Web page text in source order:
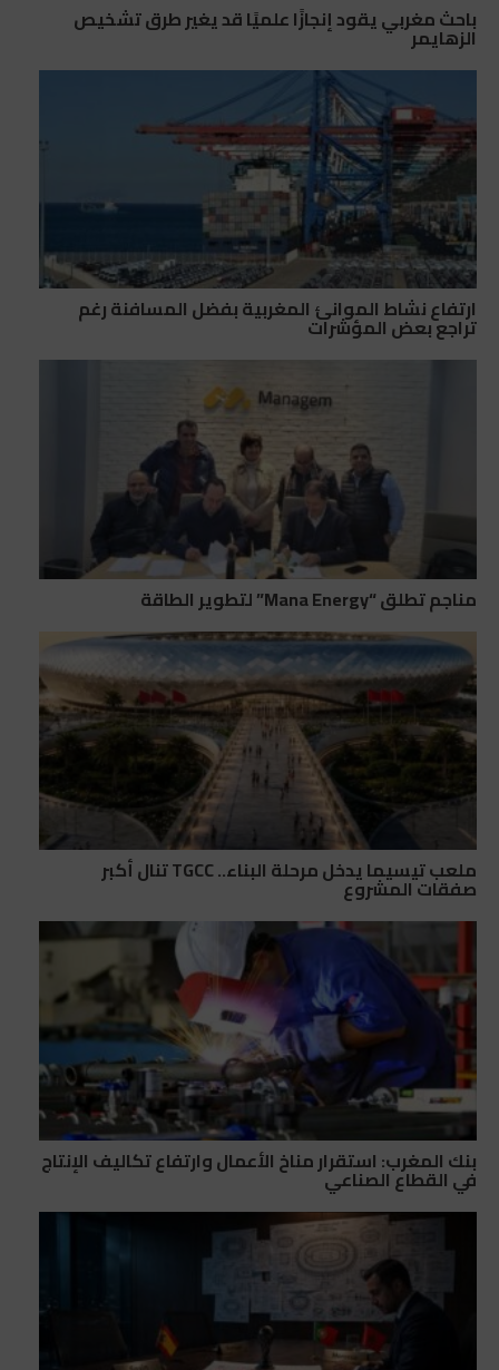
باحث مغربي يقود إنجازًا علميًا قد يغير طرق تشخيص
الزهايمر
ارتفاع نشاط الموانئ المغربية بفضل المسافنة رغم
تراجع بعض المؤشرات
مناجم تطلق “Mana Energy” لتطوير الطاقة
ملعب تيسيما يدخل مرحلة البناء.. TGCC تنال أكبر
صفقات المشروع
بنك المغرب: استقرار مناخ الأعمال وارتفاع تكاليف الإنتاج
في القطاع الصناعي